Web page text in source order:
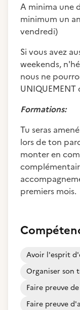
A minima une
minimum un
vendredi)
Si vous avez
weekends,
nous ne
Formations:
Tu seras
lors de ton
monter en
premiers mois.
Avoir l'esprit
Faire preuve
Faire preuve